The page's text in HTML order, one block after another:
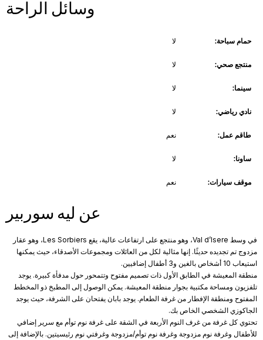
وسائل الراحة
حمام سباحة: لا
منتجع صحي: لا
سينما: لا
نادي رياضي: لا
طاقم عمل: نعم
ساونا: لا
موقف سيارات: نعم
عن ليه سوربير
في وسط Val d’Isere، وهو منتجع على ارتفاعات عالية، يقع Les Sorbiers، وهو عقار
مزدوج تم تجديده حديثًا. إنها مثالية لكل من العائلات ومجموعات الأصدقاء، حيث يمكنها
استيعاب 10 أشخاص بالغين و3 أطفال إضافيين.
منطقة المعيشة في الطابق الأول ذات تصميم مفتوح وتتمحور حول مدفأة كبيرة. يوجد
تلفزيون ومساحة مكتبية بجوار منطقة المعيشة. يمكن الوصول إلى المطبخ ذو المخطط
المفتوح ومنطقة الإفطار من غرفة الطعام. يوجد بابان يفتحان على الشرفة، حيث يوجد
الجاكوزي الشخصي الخاص بك.
تحتوي كل غرفة من غرف النوم الأربعة في الشقة على غرفة نوم توأم مع سرير إضافي
للأطفال وغرفة نوم مزدوجة وغرفة نوم توأم/مزدوجة وغرفتي نوم رئيسيتين. بالإضافة إلى